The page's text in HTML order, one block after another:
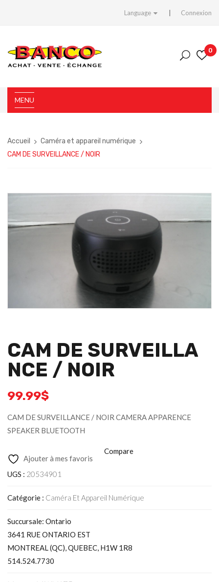
Language Connexion
0
MENU
Accueil
Caméra et appareil numérique
CAM DE SURVEILLANCE / NOIR
CAM DE SURVEILLA
NCE / NOIR
99.99$
CAM DE SURVEILLANCE / NOIR CAMERA APPARENCE
SPEAKER BLUETOOTH
Ajouter à mes favoris
Compare
UGS : 20534901
Catégorie : Caméra Et Appareil Numérique
Succursale: Ontario
3641 RUE ONTARIO EST
MONTREAL (QC), QUEBEC, H1W 1R8
514.524.7730